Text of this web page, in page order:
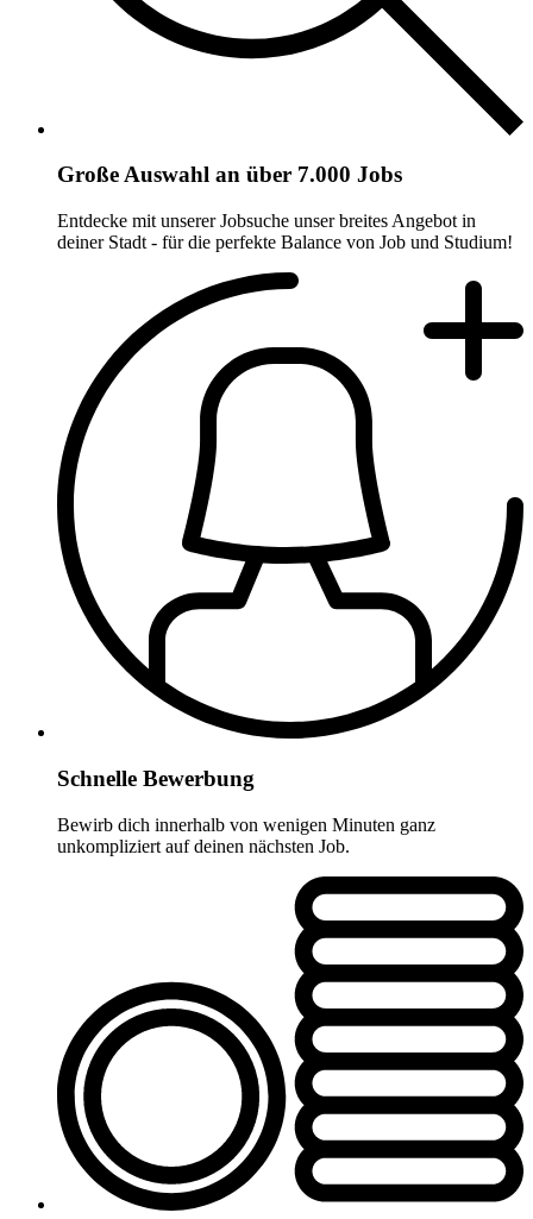
Große Auswahl an über 7.000 Jobs
Entdecke mit unserer Jobsuche unser breites Angebot in
deiner Stadt - für die perfekte Balance von Job und Studium!
Schnelle Bewerbung
Bewirb dich innerhalb von wenigen Minuten ganz
unkompliziert auf deinen nächsten Job.